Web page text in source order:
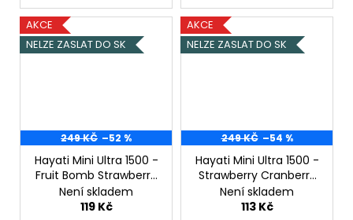
AKCE
NELZE ZASLAT DO SK
249 KČ –52 %
Hayati Mini Ultra 1500 -
Fruit Bomb Strawberry
Watermelon Bubble
Gum - 20mg
Není skladem
119 Kč
AKCE
NELZE ZASLAT DO SK
249 KČ –54 %
Hayati Mini Ultra 1500 -
Strawberry Cranberry
Cherry Cherry ICE -
Jahoda Brusinka
Není skladem
113 Kč